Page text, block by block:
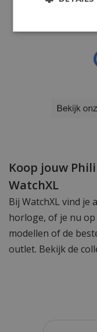
Koop jouw
WatchXL
Bij WatchXL vind je
horloge, of je nu
modellen of de
outlet. Bekijk de